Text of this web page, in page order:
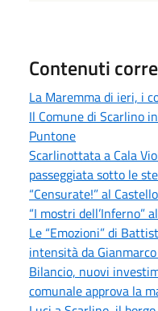
Contenuti
La Maremma di ieri, i
Il Comune di Scarlino
Puntone
Scarlinottata a Cala
passeggiata sotto le
“Censurate!” al
“I mostri dell’Inferno”
Le “Emozioni” di
intensità da
Bilancio, nuovi
comunale approva la